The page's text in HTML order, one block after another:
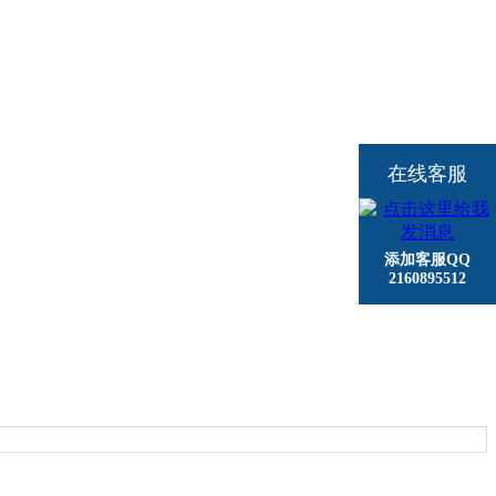
在线客服
添加客服QQ
2160895512